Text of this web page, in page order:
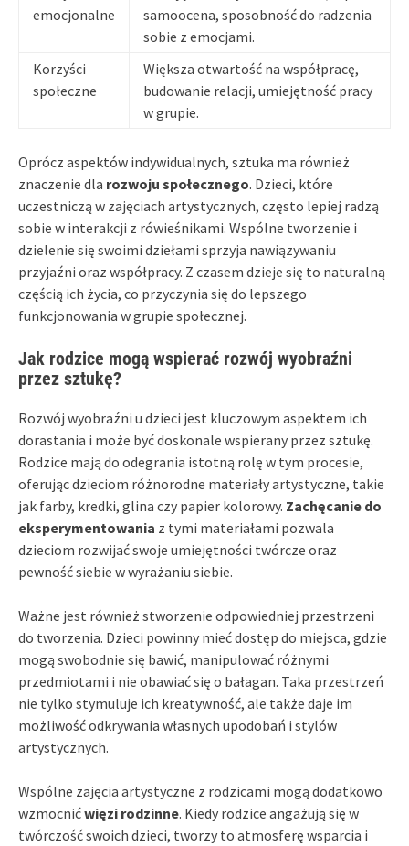
emocjonalne
samoocena, sposobność do radzenia
sobie z emocjami.
Korzyści
społeczne
Większa otwartość na współpracę,
budowanie relacji, umiejętność pracy
w grupie.
Oprócz aspektów indywidualnych, sztuka ma również
znaczenie dla rozwoju społecznego. Dzieci, które
uczestniczą w zajęciach artystycznych, często lepiej radzą
sobie w interakcji z rówieśnikami. Wspólne tworzenie i
dzielenie się swoimi dziełami sprzyja nawiązywaniu
przyjaźni oraz współpracy. Z czasem dzieje się to naturalną
częścią ich życia, co przyczynia się do lepszego
funkcjonowania w grupie społecznej.
Jak rodzice mogą wspierać rozwój wyobraźni
przez sztukę?
Rozwój wyobraźni u dzieci jest kluczowym aspektem ich
dorastania i może być doskonale wspierany przez sztukę.
Rodzice mają do odegrania istotną rolę w tym procesie,
oferując dzieciom różnorodne materiały artystyczne, takie
jak farby, kredki, glina czy papier kolorowy. Zachęcanie do
eksperymentowania z tymi materiałami pozwala
dzieciom rozwijać swoje umiejętności twórcze oraz
pewność siebie w wyrażaniu siebie.
Ważne jest również stworzenie odpowiedniej przestrzeni
do tworzenia. Dzieci powinny mieć dostęp do miejsca, gdzie
mogą swobodnie się bawić, manipulować różnymi
przedmiotami i nie obawiać się o bałagan. Taka przestrzeń
nie tylko stymuluje ich kreatywność, ale także daje im
możliwość odkrywania własnych upodobań i stylów
artystycznych.
Wspólne zajęcia artystyczne z rodzicami mogą dodatkowo
wzmocnićwięzi rodzinne. Kiedy rodzice angażują się w
twórczość swoich dzieci, tworzy to atmosferę wsparcia i